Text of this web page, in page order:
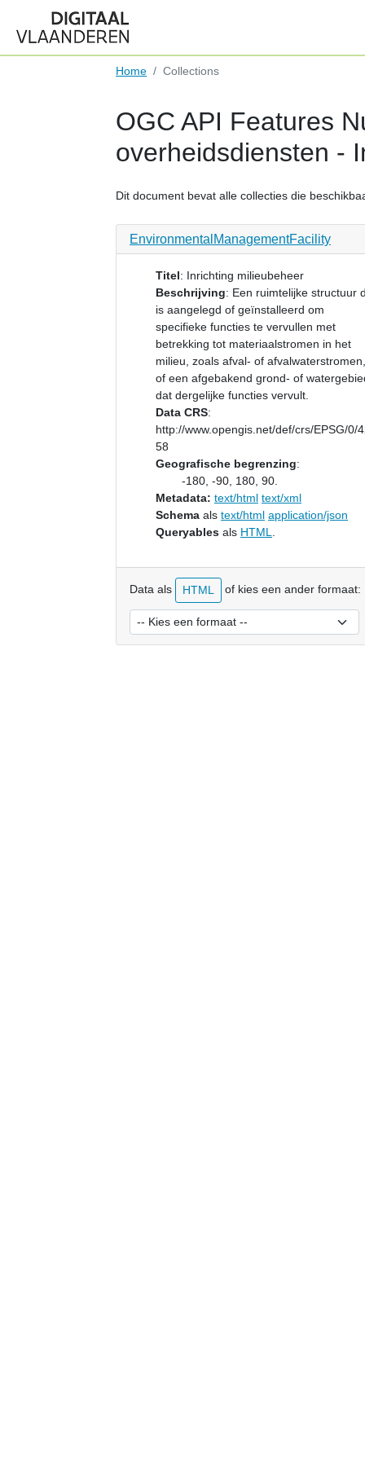
Home Collections
OGC API Features
overheidsdiensten -
Dit document bevat alle collecties die
EnvironmentalManagementFacility
Titel: Inrichting milieubeheer
Beschrijving: Een ruimtelijke structuur
is aangelegd of geïnstalleerd om
specifieke functies te vervullen met
betrekking tot materiaalstromen in het
milieu, zoals afval- of afvalwaterstromen,
of een afgebakend grond- of
dat dergelijke functies vervult.
Data CRS:
http://www.opengis.net/def/crs/EPSG/0/
58
Geografische begrenzing:
-180, -90, 180, 90.
Metadata: text/html text/xml
Schema als text/html application/json
Queryables als HTML
Data als HTML of kies een ander formaat: